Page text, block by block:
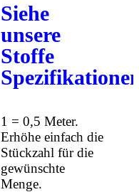
Siehe
unsere
Stoffe
1 = 0,5 Meter.
Erhöhe einfach die
Stückzahl für die
gewünschte
Menge.